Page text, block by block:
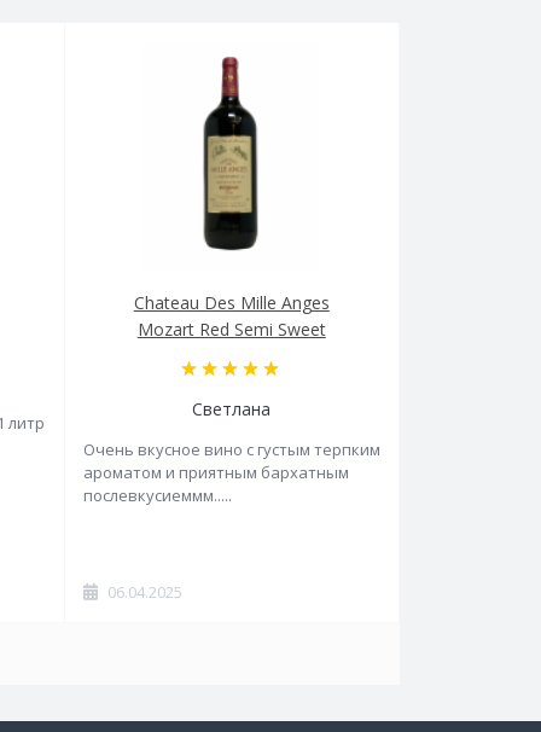
литр
Chateau Des Mille Anges
Mozart Red Semi Sweet
Светлана
Очень вкусное вино с густым терпким
ароматом и приятным бархатным
послевкусиеммм.....
06.04.2025